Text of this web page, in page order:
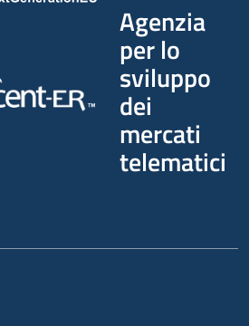
Agenzia
per lo
sviluppo
dei
mercati
telematici